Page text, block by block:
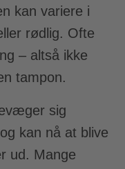
kan variere i
rødlig. Ofte
– altså ikke
tampon.
sig
kan nå at blive
ud. Mange